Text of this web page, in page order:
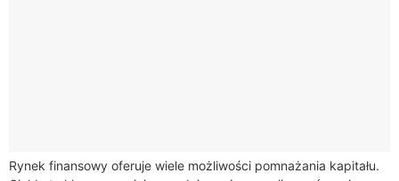
Rynek finansowy oferuje wiele możliwości pomnażania kapitału.